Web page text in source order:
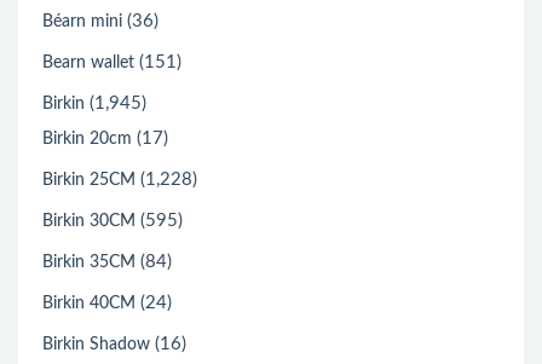
Béarn mini (36)
Bearn wallet (151)
Birkin (1,945)
Birkin 20cm (17)
Birkin 25CM (1,228)
Birkin 30CM (595)
Birkin 35CM (84)
Birkin 40CM (24)
Birkin Shadow (16)